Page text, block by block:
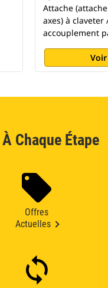
Attache
axes) à
accouplement
Chaque Étape
Offres
Actuelles